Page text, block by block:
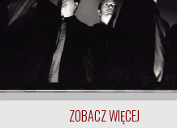
ZOBACZ WIĘCEJ